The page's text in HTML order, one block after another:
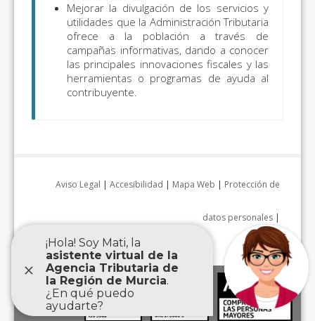
Mejorar la divulgación de los servicios y
utilidades que la Administración Tributaria
ofrece a la población a través de
campañas informativas, dando a conocer
las principales innovaciones fiscales y las
herramientas o programas de ayuda al
contribuyente.
Aviso Legal | Accesibilidad | Mapa Web | Protección de
datos personales |